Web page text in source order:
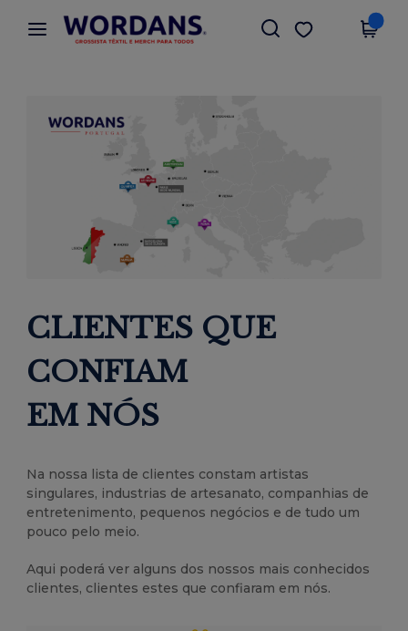
× App Wordans
Melhores preços na app!
Obter app
CLIENTES QUE
CONFIAM
EM NÓS
Na nossa lista de clientes constam artistas
singulares, industrias de artesanato, companhias de
entretenimento, pequenos negócios e de tudo um
pouco pelo meio.
Aqui poderá ver alguns dos nossos mais conhecidos
clientes, clientes estes que confiaram em nós.